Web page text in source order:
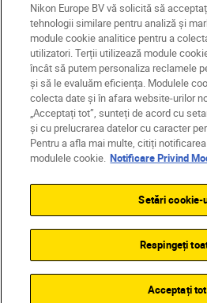
MD Nikon Sites
Contactaţi-ne
Politică de
Termeni de utilizare
Notificare privind modulele
© 2026 Nikon
Nikon Europe BV vă solicită să
tehnologii similare pentru analiză și
module cookie analitice pentru a
utilizatori. Terții utilizează module
încât să putem personaliza reclamele
și să le evaluăm eficiența. Modulele
colecta date și în afara website-urilor
„Acceptați tot”, sunteți de acord cu
și cu prelucrarea datelor cu caracter
Pentru a afla mai multe, citiți
modulele cookie. Notificare Privind
Setări cookie-
Respingeți
Acceptați tot